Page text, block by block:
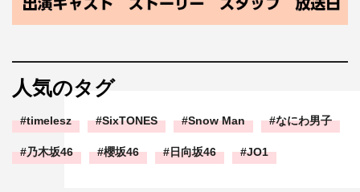
人気のタグ
timelesz SixTONES Snow Man なにわ男子
乃木坂46 櫻坂46 日向坂46 JO1